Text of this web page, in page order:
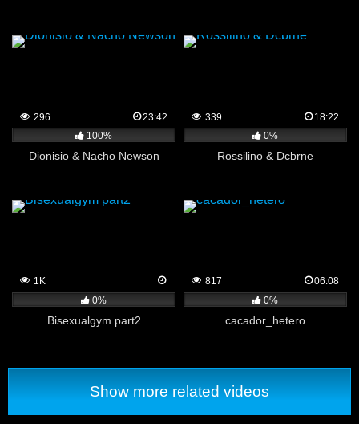
296
23:42
100%
Dionisio & Nacho Newson
339
18:22
0%
Rossilino & Dcbrne
1K
0%
Bisexualgym part2
817
06:08
0%
cacador_hetero
Show more related videos